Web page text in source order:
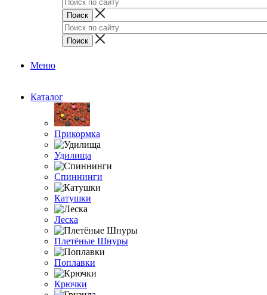
Меню
Каталог
Прикормка
Удилища
Спиннинги
Катушки
Леска
Плетёные Шнуры
Поплавки
Крючки